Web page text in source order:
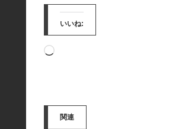
いいね:
読
み
関連